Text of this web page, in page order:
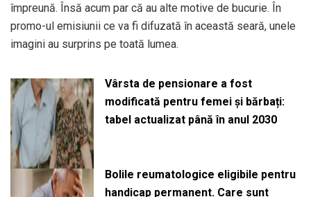
împreună. Însă acum par că au alte motive de bucurie. În
promo-ul emisiunii ce va fi difuzată în această seară, unele
imagini au surprins pe toată lumea.
Vârsta de pensionare a fost
modificată pentru femei și bărbați:
tabel actualizat până în anul 2030
Bolile reumatologice eligibile pentru
handicap permanent. Care sunt